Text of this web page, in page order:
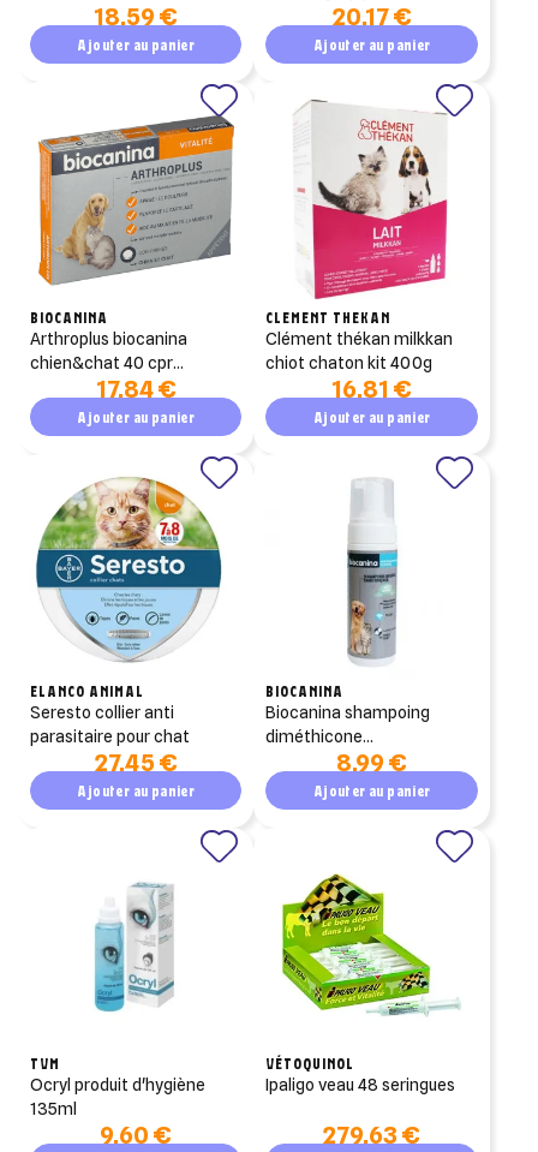
x60 comprimés
18,59 €
Ajouter au panier
20,17 €
Ajouter au panier
BIOCANINA
arthroplus biocanina
chien&chat 40 cpr
appétents17,84 €
Ajouter au panier
CLEMENT THEKAN
clément thékan milkkan
chiot chaton kit 400g
16,81 €
Ajouter au panier
ELANCO ANIMAL
seresto collier anti
parasitaire pour chat
27,45 €
Ajouter au panier
BIOCANINA
biocanina shampoing
diméthicone
antiparasitaire 150ml
8,99 €
Ajouter au panier
TVM
ocryl produit d'hygiène
135ml
9,60 €
VÉTOQUINOL
ipaligo veau 48 seringues
279,63 €